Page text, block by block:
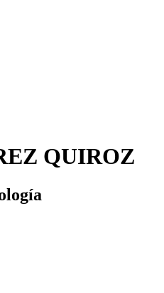
QUIROZ